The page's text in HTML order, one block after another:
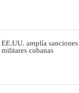
EE.UU. amplía
militares cubanas